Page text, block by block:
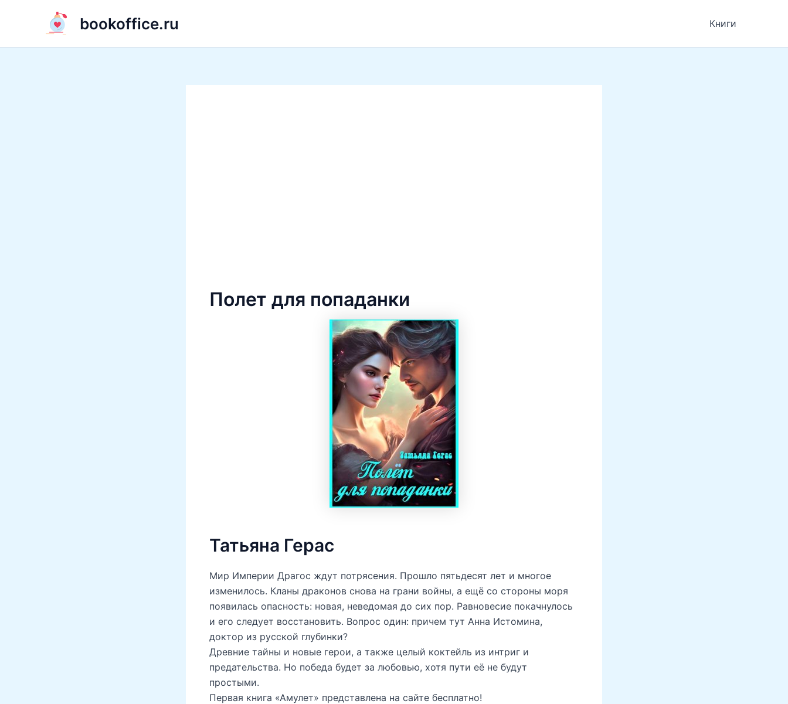
содержимому
bookoffice.ru Книги
Полет для попаданки
Татьяна Герас
Мир Империи Драгос ждут потрясения. Прошло пятьдесят лет и многое
изменилось. Кланы драконов снова на грани войны, а ещё со стороны моря
появилась опасность: новая, неведомая до сих пор. Равновесие покачнулось
и его следует восстановить. Вопрос один: причем тут Анна Истомина,
доктор из русской глубинки?
Древние тайны и новые герои, а также целый коктейль из интриг и
предательства. Но победа будет за любовью, хотя пути её не будут
простыми.
Первая книга «Амулет» представлена на сайте бесплатно!